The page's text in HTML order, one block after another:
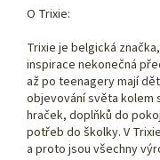
O Trixie:
Trixie je belgická
inspirace nekonečná
až po teenagery mají
objevování světa kolem
hraček, doplňků do
potřeb do školky. V
a proto jsou všechny